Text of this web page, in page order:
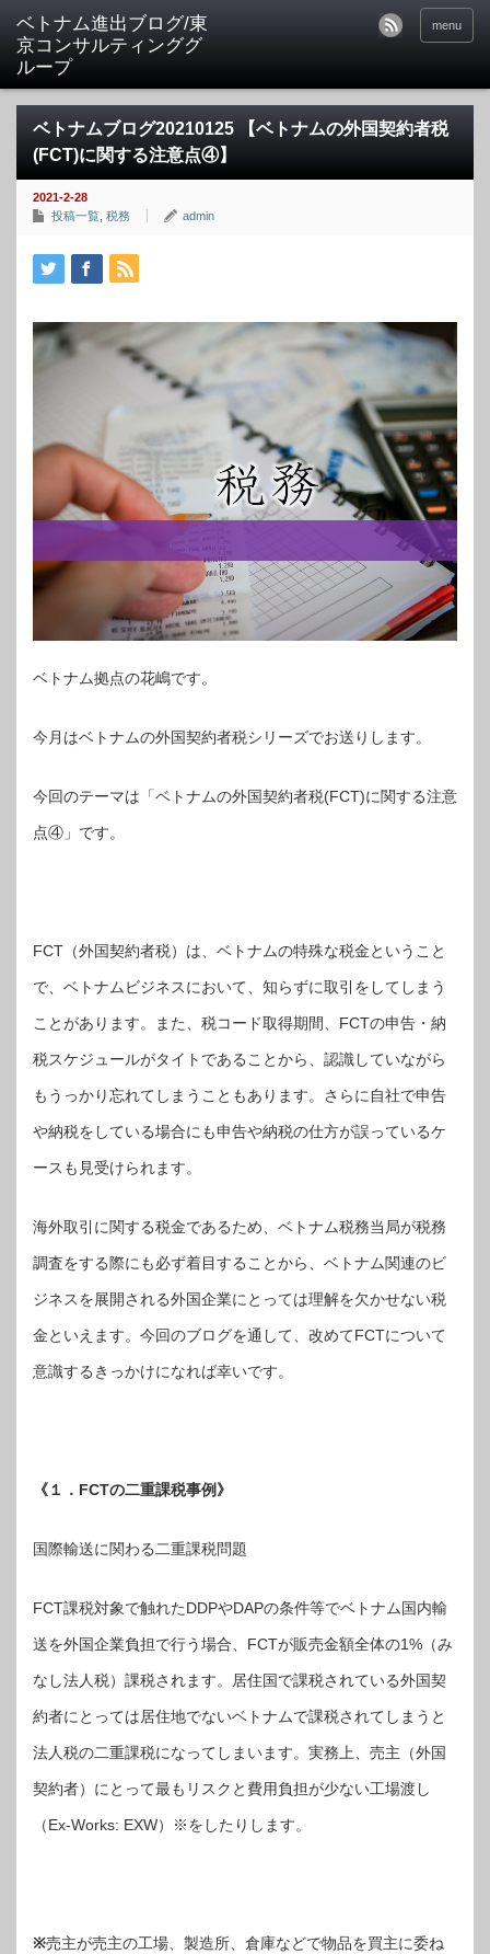
ベトナム進出ブログ/東
京コンサルティンググ
ループ
menu
ベトナムブログ20210125 【ベトナムの外国契約者税
(FCT)に関する注意点④】
2021-2-28
投稿一覧 税務 admin
ベトナム拠点の花嶋です。
今月はベトナムの外国契約者税シリーズでお送りします。
今回のテーマは「ベトナムの外国契約者税(FCT)に関する注意
点④」です。
FCT（外国契約者税）は、ベトナムの特殊な税金ということ
で、ベトナムビジネスにおいて、知らずに取引をしてしまう
ことがあります。また、税コード取得期間、FCTの申告・納
税スケジュールがタイトであることから、認識していながら
もうっかり忘れてしまうこともあります。さらに自社で申告
や納税をしている場合にも申告や納税の仕方が誤っているケ
ースも見受けられます。
海外取引に関する税金であるため、ベトナム税務当局が税務
調査をする際にも必ず着目することから、ベトナム関連のビ
ジネスを展開される外国企業にとっては理解を欠かせない税
金といえます。今回のブログを通して、改めてFCTについて
意識するきっかけになれば幸いです。
《１．FCTの二重課税事例》
国際輸送に関わる二重課税問題
FCT課税対象で触れたDDPやDAPの条件等でベトナム国内輸
送を外国企業負担で行う場合、FCTが販売金額全体の1%（み
なし法人税）課税されます。居住国で課税されている外国契
約者にとっては居住地でないベトナムで課税されてしまうと
法人税の二重課税になってしまいます。実務上、 売主（外国
契約者）にとって最もリスクと費用負担が少ない工場渡し
（Ex-Works: EXW）※をしたりします。
※売主が売主の工場、製造所、倉庫などで物品を買主に委ね